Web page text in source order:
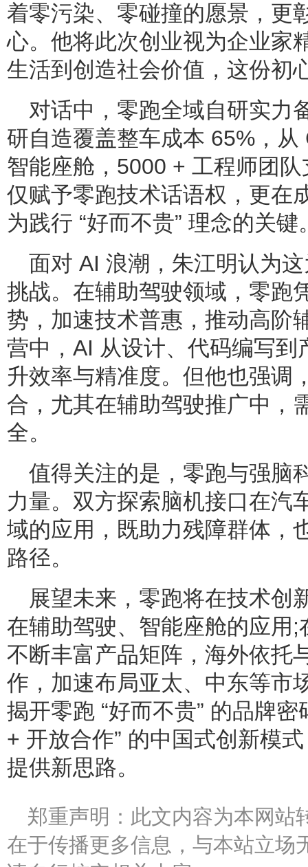
着零污染、零碰撞的愿景，更
心。他将此次创业视为企业
生活到创造社会价值，这份初
对话中，零跑全域自研实力
研自造覆盖整车成本 65%，
智能座舱，5000 + 工程师团
仅赋予零跑技术话语权，更在
为践行 “好而不贵” 理念的关键
面对 AI 浪潮，朱江明认为
挑战。在辅助驾驶领域，零跑
势，加速技术普惠，推动高阶
营中，AI 从设计、代码编写到
升效率与精准度。但他也强调
合，尤其在辅助驾驶推广中，
全。
值得关注的是，零跑与强脑
力量。双方探索脑机接口在汽
域的应用，既助力残障群体，
路径。
展望未来，零跑将在技术创
在辅助驾驶、智能座舱的应用
不断丰富产品矩阵，海外依托
作，加速布局亚太、中东等市
揭开零跑 “好而不贵” 的品牌
+ 开放合作” 的中国式创新模
提供新思路。
郑重声明：此文内容为本网站
在于传播更多信息，与本站立场